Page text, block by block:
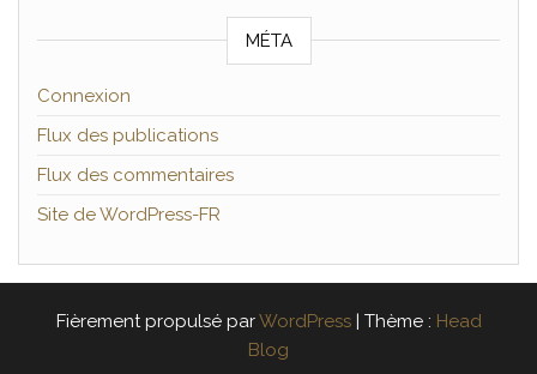
MÉTA
Connexion
Flux des publications
Flux des commentaires
Site de WordPress-FR
Fièrement propulsé parWordPress | Thème : Head
Blog